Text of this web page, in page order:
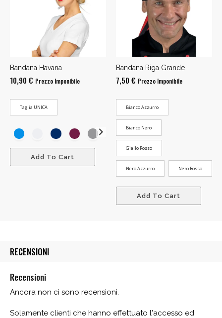
Bandana Havana
10,90 € Prezzo Imponibile
Taglia UNICA
Add To Cart
Bandana Riga Grande
7,50 € Prezzo Imponibile
Bianco Azzurro
Bianco Nero
Giallo Rosso
Nero Azzurro Nero Rosso
Add To Cart
RECENSIONI
Recensioni
Ancora non ci sono recensioni.
Solamente clienti che hanno effettuato l'accesso ed